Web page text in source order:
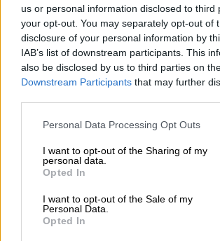
us or personal information disclosed to third
your opt-out. You may separately opt-out of
disclosure of your personal information by
IAB’s list of downstream participants. This
also be disclosed by us to third parties on
Downstream Participants that may further
Please note that this website/app uses one
not limited to your visit or usage behaviour.
grant or deny consent to Google and its
use your data for below specified purposes
consent section.
Personal Data Processing Opt Outs
I want to opt-out of the Sharing of my
personal data.
Opted In
I want to opt-out of the Sale of my
Personal Data.
Opted In
Η υπόθεση και οι
Τη σκηνοθεσία υπογράφει ο
Σνέιντερ (Roberto Sneider) ενώ
συμπληρώνουν οι Γουόκερ
Μάικλ Σταλ-Ντέιβιντ (Michael
Ξιμένα Ρόμο (Ximena Romo) και
Τούνι (Tamara Tunie).
Το «Looking Through Water»